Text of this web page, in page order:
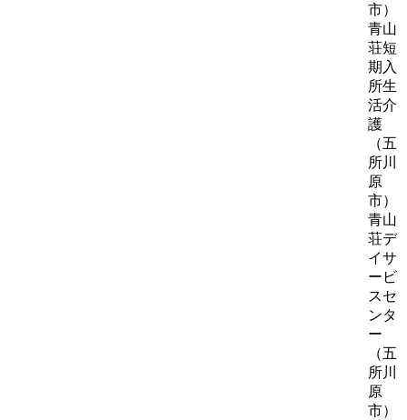
市）
青山
荘短
期入
所生
活介
護
（五
所川
原
市）
青山
荘デ
イサ
ービ
スセ
ンタ
ー
（五
所川
原
市）